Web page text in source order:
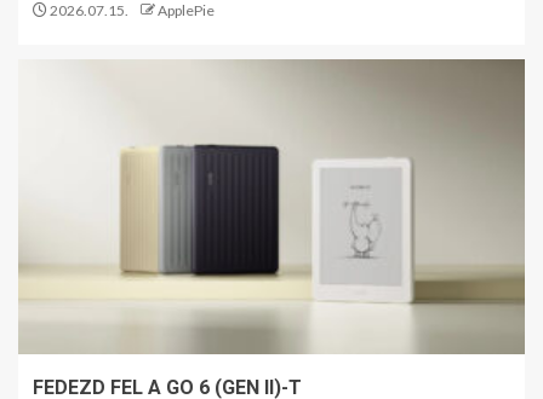
2026.07.15. ApplePie
FEDEZD FEL A GO 6 (GEN II)-T